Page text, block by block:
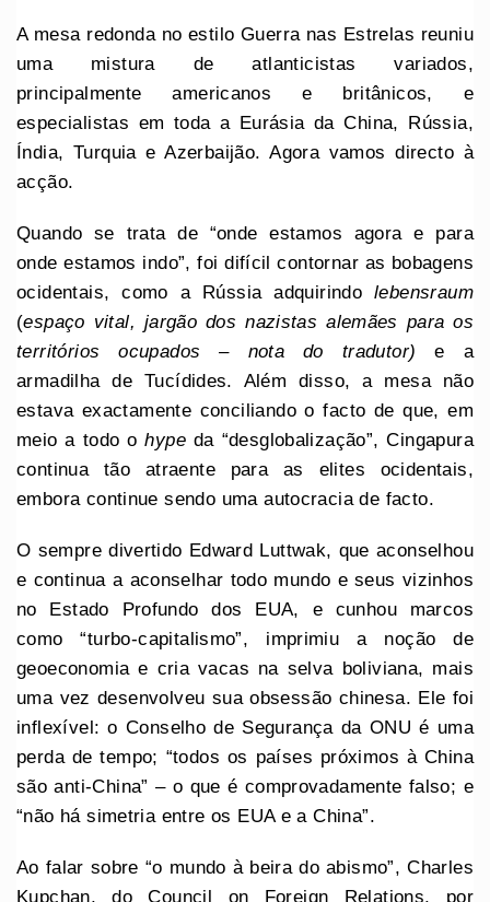
A mesa redonda no estilo Guerra nas Estrelas reuniu
uma mistura de atlanticistas variados,
principalmente americanos e britânicos, e
especialistas em toda a Eurásia da China, Rússia,
Índia, Turquia e Azerbaijão. Agora vamos directo à
acção.
Quando se trata de “onde estamos agora e para
onde estamos indo”, foi difícil contornar as bobagens
ocidentais, como a Rússia adquirindolebensraum
(espaço vital, jargão dos nazistas alemães para os
territórios ocupados – nota do tradutor)e a
armadilha de Tucídides. Além disso, a mesa não
estava exactamente conciliando o facto de que, em
meio a todo ohype da “desglobalização”, Cingapura
continua tão atraente para as elites ocidentais,
embora continue sendo uma autocracia de facto.
O sempre divertido Edward Luttwak, que aconselhou
e continua a aconselhar todo mundo e seus vizinhos
no Estado Profundo dos EUA, e cunhou marcos
como “turbo-capitalismo”, imprimiu a noção de
geoeconomia e cria vacas na selva boliviana, mais
uma vez desenvolveu sua obsessão chinesa. Ele foi
inflexível: o Conselho de Segurança da ONU é uma
perda de tempo; “todos os países próximos à China
são anti-China” – o que é comprovadamente falso; e
“não há simetria entre os EUA e a China”.
Ao falar sobre “o mundo à beira do abismo”, Charles
Kupchan, do Council on Foreign Relations, por